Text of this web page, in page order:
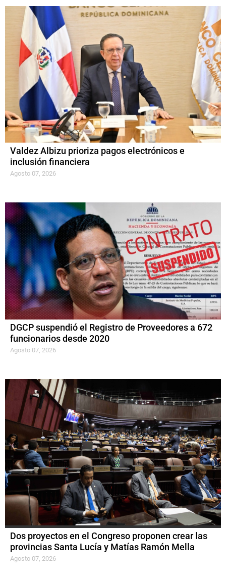
Valdez Albizu prioriza pagos electrónicos e
inclusión financiera
Agosto 07, 2026
DGCP suspendió el Registro de Proveedores a 672
funcionarios desde 2020
Agosto 07, 2026
Dos proyectos en el Congreso proponen crear las
provincias Santa Lucía y Matías Ramón Mella
Agosto 07, 2026